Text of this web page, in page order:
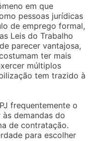
em que
pessoas jurídicas
de emprego formal,
Leis do Trabalho
parecer vantajosa,
ter mais
múltiplos
tem trazido à
frequentemente o
demandas do
de contratação.
para escolher